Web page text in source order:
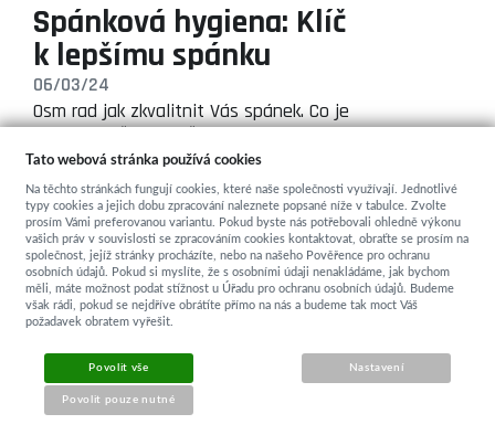
Spánková hygiena: Klíč
k lepšímu spánku
06/03/24
Osm rad jak zkvalitnit Vás spánek. Co je
dobré dodržovat každý den, aby…
ZOBRAZIT VŠECHNY NOVINKY
KONTAKT
Tato webová stránka používá cookies
Na těchto stránkách fungují cookies, které naše společnosti využívají. Jednotlivé
typy cookies a jejich dobu zpracování naleznete popsané níže v tabulce. Zvolte
prosím Vámi preferovanou variantu. Pokud byste nás potřebovali ohledně výkonu
vašich práv v souvislosti se zpracováním cookies kontaktovat, obraťte se prosím na
společnost, jejíž stránky procházíte, nebo na našeho Pověřence pro ochranu
osobních údajů. Pokud si myslíte, že s osobními údaji nenakládáme, jak bychom
měli, máte možnost podat stížnost u Úřadu pro ochranu osobních údajů. Budeme
však rádi, pokud se nejdříve obrátíte přímo na nás a budeme tak moct Váš
požadavek obratem vyřešit.
Povolit vše
Povolit pouze nutné
Nastavení